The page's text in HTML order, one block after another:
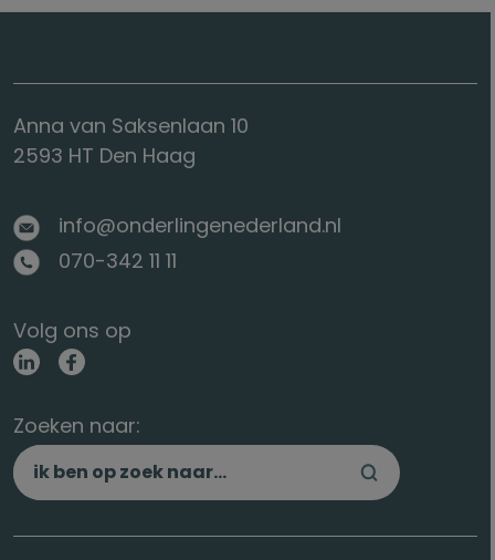
Anna van Saksenlaan 10
2593 HT Den Haag
info@onderlingenederland.nl
070-342 11 11
Volg ons op
Zoeken naar: